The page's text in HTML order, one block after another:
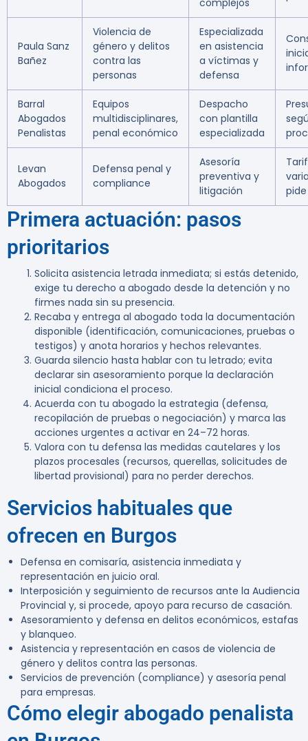
complejos
Paula Sanz
Bañez
Violencia de
género y delitos
contra las
personas
Especializada
en asistencia
a víctimas y
defensa
Barral
Abogados
Penalistas
Equipos
multidisciplinares,
penal económico
Despacho
con plantilla
especializada
Levan
Abogados
Defensa penal y
compliance
Asesoría
preventiva y
litigación
Primera actuación: pasos
prioritarios
Solicita asistencia letrada inmediata; si estás detenido,
exige tu derecho a abogado desde la detención y no
firmes nada sin su presencia.
Recaba y entrega al abogado toda la documentación
disponible (identificación, comunicaciones, pruebas o
testigos) y anota horarios y hechos relevantes.
Guarda silencio hasta hablar con tu letrado; evita
declarar sin asesoramiento porque la declaración
inicial condiciona el proceso.
Acuerda con tu abogado la estrategia (defensa,
recopilación de pruebas o negociación) y marca las
acciones urgentes a activar en 24–72 horas.
Valora con tu defensa las medidas cautelares y los
plazos procesales (recursos, querellas, solicitudes de
libertad provisional) para no perder derechos.
Servicios habituales que
ofrecen en Burgos
Defensa en comisaría, asistencia inmediata y
representación en juicio oral.
Interposición y seguimiento de recursos ante la Audiencia
Provincial y, si procede, apoyo para recurso de casación.
Asesoramiento y defensa en delitos económicos, estafas
y blanqueo.
Asistencia y representación en casos de violencia de
género y delitos contra las personas.
Servicios de prevención (compliance) y asesoría penal
para empresas.
Cómo elegir abogado penalista